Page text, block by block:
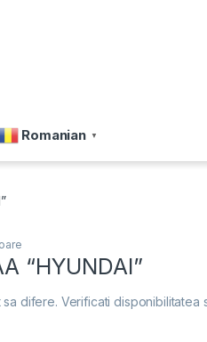
Romanian ▼
“HYUNDAI”
difere. Verificati disponibilitatea